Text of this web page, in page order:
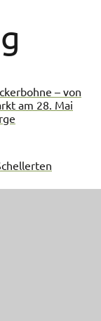
– von
am 28. Mai